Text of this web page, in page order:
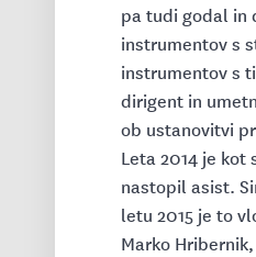
pa tudi godal in
instrumentov s
instrumentov s
dirigent in
ob ustanovitvi
Leta 2014 je
nastopil asist.
letu 2015 je to
Marko